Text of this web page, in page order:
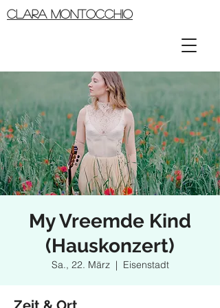
CLARA MONTOCCHIO
My Vreemde Kind
(Hauskonzert)
Sa., 22. März
  |
Eisenstadt